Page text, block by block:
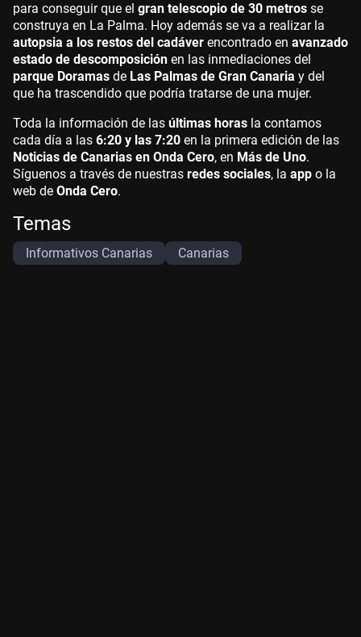
para conseguir que el gran telescopio de 30 metros se
construya en La Palma. Hoy además se va a realizar la
autopsia a los restos del cadáver encontrado en avanzado
estado de descomposición en las inmediaciones del
parque Doramas de Las Palmas de Gran Canaria y del
que ha trascendido que podría tratarse de una mujer.
Toda la información de las últimas horas la contamos
cada día a las 6:20 y las 7:20 en la primera edición de las
Noticias de Canarias en Onda Cero, en Más de Uno.
Síguenos a través de nuestras redes sociales, la app o la
web de Onda Cero.
Temas
Informativos Canarias Canarias